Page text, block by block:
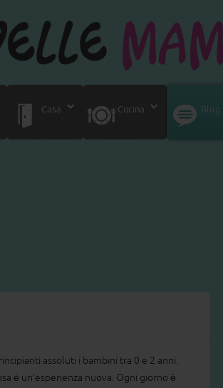
Casa Cucina Blog
assoluti i bambini tra 0 e 2 anni.
è un'esperienza nuova. Ogni giorno è